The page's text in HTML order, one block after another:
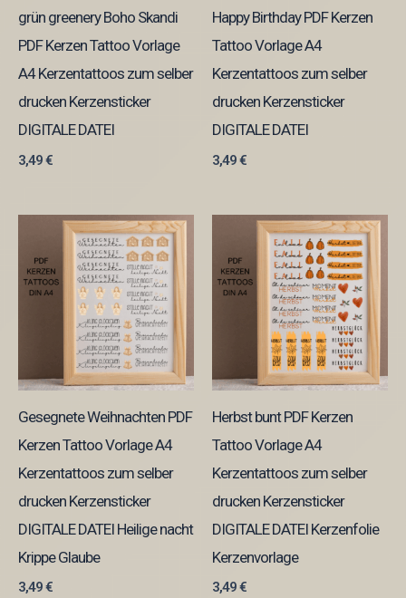
grün greenery Boho Skandi
PDF Kerzen Tattoo Vorlage
A4 Kerzentattoos zum selber
drucken Kerzensticker
DIGITALE DATEI
3,49€
Happy Birthday PDF Kerzen
Tattoo Vorlage A4
Kerzentattoos zum selber
drucken Kerzensticker
DIGITALE DATEI
3,49€
Gesegnete Weihnachten PDF
Kerzen Tattoo Vorlage A4
Kerzentattoos zum selber
drucken Kerzensticker
DIGITALE DATEI Heilige nacht
Krippe Glaube
3,49€
Herbst bunt PDF Kerzen
Tattoo Vorlage A4
Kerzentattoos zum selber
drucken Kerzensticker
DIGITALE DATEI Kerzenfolie
Kerzenvorlage
3,49€